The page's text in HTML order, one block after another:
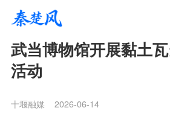
武当博物馆开展黏土
活动
十堰融媒 2026-06-14